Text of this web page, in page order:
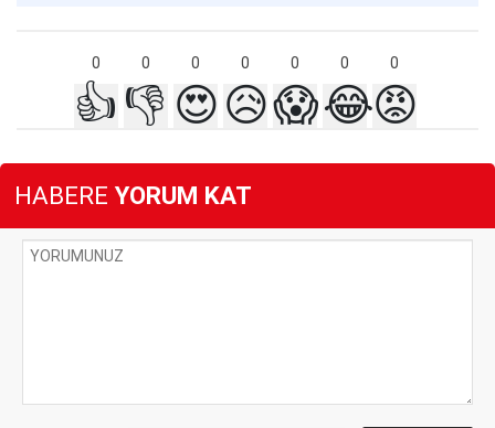
0 0 0 0 0 0 0
👍 👎 😍😥😱😂😡
HABERE YORUM KAT